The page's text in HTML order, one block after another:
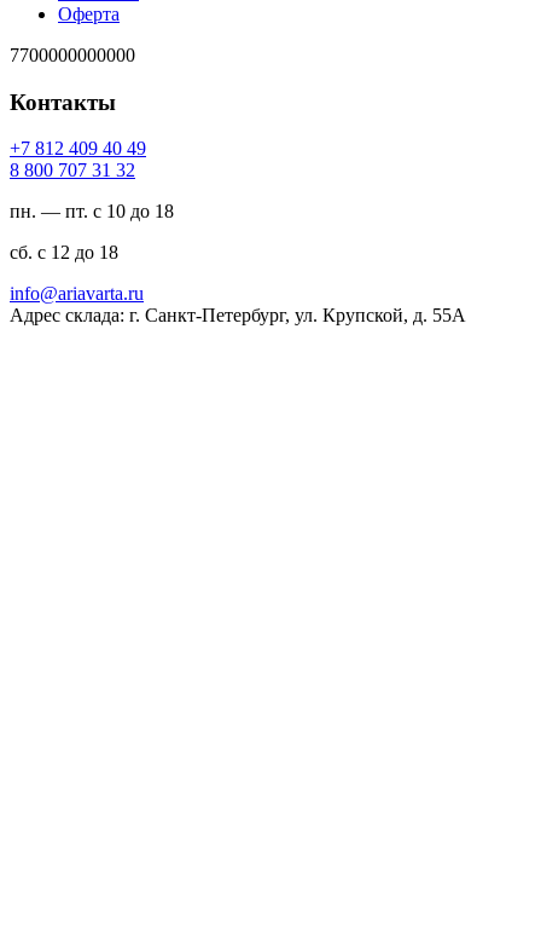
Оферта
7700000000000
Контакты
94 04 904 218 7+
23 13 707 008 8
пн. — пт. с 10 до 18
сб. с 12 до 18
ur.atravaira@ofni
Адрес склада: г. Санкт-Петербург, ул. Крупской, д. 55А